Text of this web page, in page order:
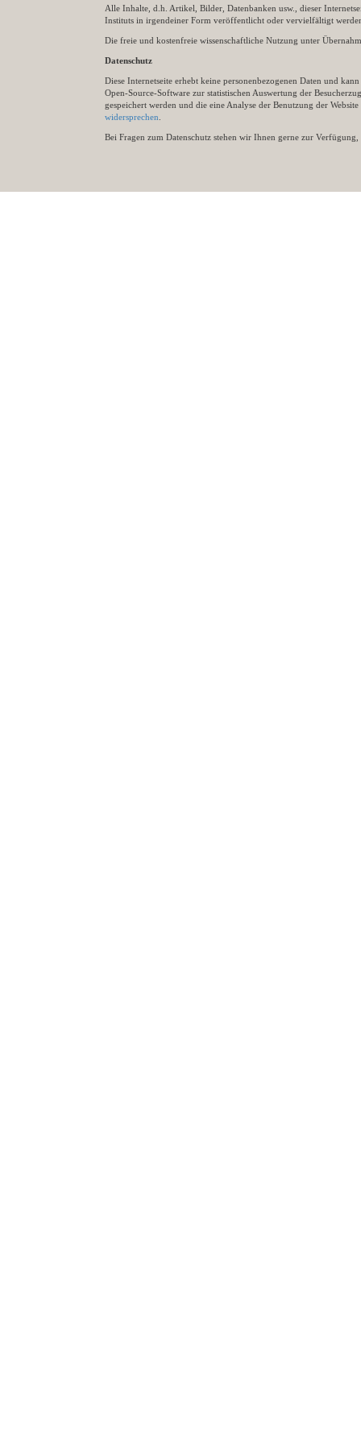
Alle Inhalte, d.h. Artikel, Bilder, Datenbanken usw., dieser
Instituts in irgendeiner Form veröffentlicht oder vervielfältigt
Die freie und kostenfreie wissenschaftliche Nutzung unter
Datenschutz
Diese Internetseite erhebt keine personenbezogenen Daten und
Open-Source-Software zur statistischen Auswertung der
gespeichert werden und die eine Analyse der Benutzung der
widersprechen
Bei Fragen zum Datenschutz stehen wir Ihnen gerne zur